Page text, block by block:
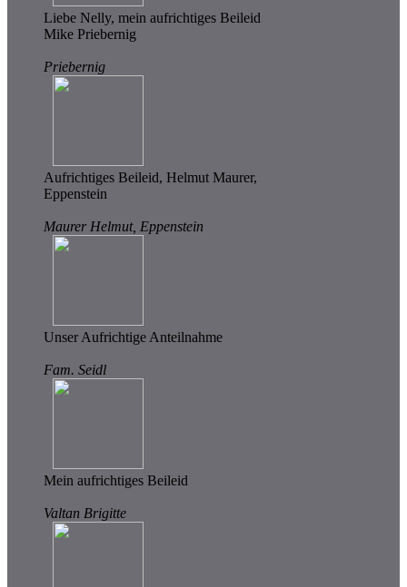
Liebe Nelly, mein aufrichtiges Beileid
Mike Priebernig
Priebernig
Aufrichtiges Beileid, Helmut Maurer,
Eppenstein
Maurer Helmut, Eppenstein
Unser Aufrichtige Anteilnahme
Fam. Seidl
Mein aufrichtiges Beileid
Valtan Brigitte